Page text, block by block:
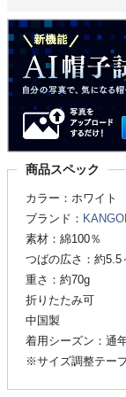
商品スペック
カラー：ホワイト
ブランド：
素材：綿100％
つばの広さ：約5.5
重さ：約70g
折りたたみ可
中国製
着用シーズン：通
※サイズ調整テー